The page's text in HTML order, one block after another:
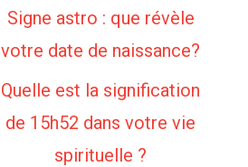
Signe astro : que révèle
votre date de naissance?
Quelle est la signification
de 15h52 dans votre vie
spirituelle ?